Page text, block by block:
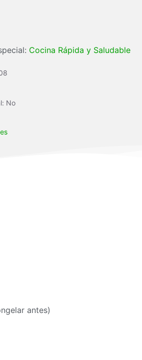
Cocina Rápida y Saludable
No
antes)